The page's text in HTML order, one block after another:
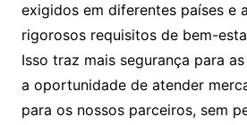
exigidos em diferentes países e
rigorosos requisitos de bem-
Isso traz mais segurança para
a oportunidade de atender
para os nossos parceiros, sem